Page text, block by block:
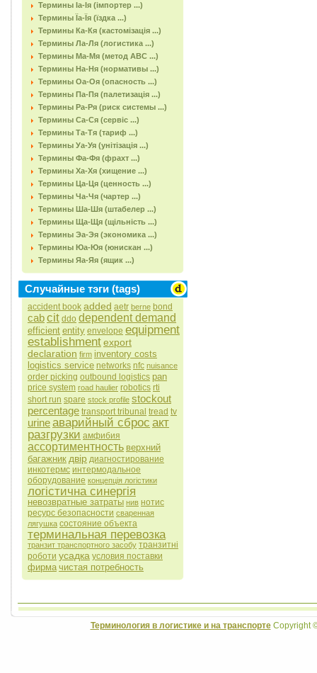
Термины Іа-Ія (імпортер ...)
Термины Їа-Їя (їздка ...)
Термины Ка-Кя (кастомізація ...)
Термины Ла-Ля (логистика ...)
Термины Ма-Мя (метод АВС ...)
Термины На-Ня (нормативы ...)
Термины Оа-Оя (опасность ...)
Термины Па-Пя (палетизація ...)
Термины Ра-Ря (риск системы ...)
Термины Са-Ся (сервіс ...)
Термины Та-Тя (тариф ...)
Термины Уа-Уя (унітізація ...)
Термины Фа-Фя (фрахт ...)
Термины Ха-Хя (хищение ...)
Термины Ца-Ця (ценность ...)
Термины Ча-Чя (чартер ...)
Термины Ша-Шя (штабелер ...)
Термины Ща-Щя (щільність ...)
Термины Эа-Эя (экономика ...)
Термины Юа-Юя (юнискан ...)
Термины Яа-Яя (ящик ...)
Случайные тэги (tags)
accident book added aetr berne bond
cabcit ddo dependent demand
efficient entity envelope equipment
establishmentexport
declaration firm inventory costs
logistics service networks nfc nuisance
order picking outbound logistics pan
price system road haulier robotics rti
short run spare stock profile stockout
percentage transport tribunal tread tv
urineаварийный сброс акт
разгрузки амфибия
ассортиментность верхний
багажник двір диагностирование
инкотермс интермодальное
оборудование концепція логістики
логістична синергія
невозвратные затраты нив нотис
ресурс безопасности сваренная
лягушка состояние объекта
терминальная перевозка
транзит транспортного засобу транзитні
роботи усадка условия поставки
фирма чистая потребность
Терминология в логистике и на транспортеCopyright